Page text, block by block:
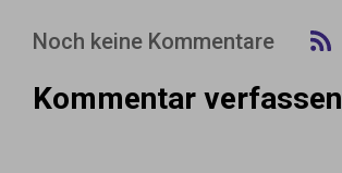
Noch keine Kommentare
Kommentar verfassen